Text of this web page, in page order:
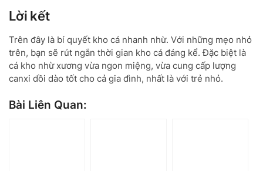
Lời kết
Trên đây là bí quyết kho cá nhanh nhừ. Với những mẹo nhỏ
trên, bạn sẽ rút ngắn thời gian kho cá đáng kể. Đặc biệt là
cá kho nhừ xương vừa ngon miệng, vừa cung cấp lượng
canxi dồi dào tốt cho cả gia đình, nhất là với trẻ nhỏ.
Bài Liên Quan: